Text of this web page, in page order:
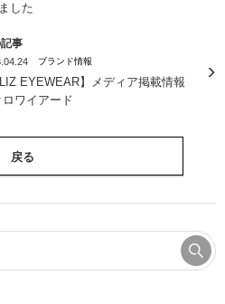
した
事
ブランド情報
EYEWEAR】メディア掲載情報
ロワイアード
戻る